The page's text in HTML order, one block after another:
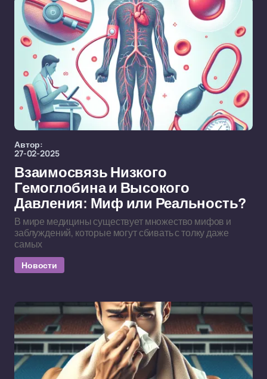
Автор:
27-02-2025
Взаимосвязь Низкого
Гемоглобина и Высокого
Давления: Миф или Реальность?
В мире медицины существует множество мифов и
заблуждений, которые могут сбивать с толку даже
самых
Новости